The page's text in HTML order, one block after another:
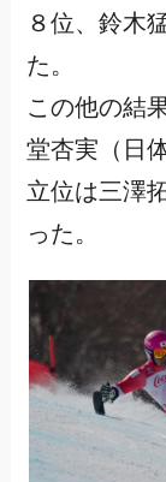
８位、鈴木
た。
この他の結
堂杏実（日
立位は三澤
った。